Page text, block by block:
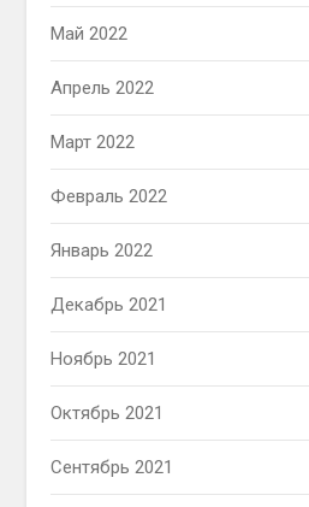
Май 2022
Апрель 2022
Март 2022
Февраль 2022
Январь 2022
Декабрь 2021
Ноябрь 2021
Октябрь 2021
Сентябрь 2021